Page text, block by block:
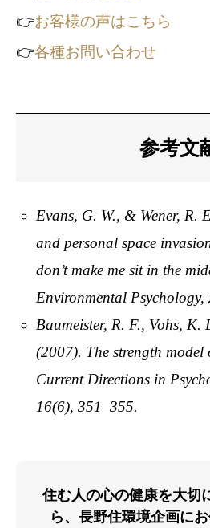
👉お客様の声はこちら
👉各種お問い合わせ
参考文
Evans, G. W., & Wener, R.
and personal space
don’t make me sit in the
Environmental Psychology,
Baumeister, R. F., Vohs,
(2007). The strength model
Current Directions in
16(6), 351–355.
住む人の心の健康を大切
ら、長野住環境企画に